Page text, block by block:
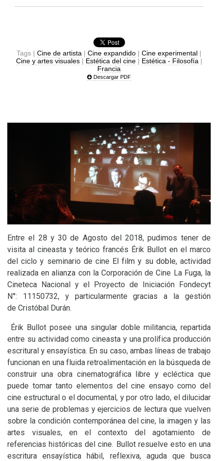
Tags | Cine de artista | Cine expandido | Cine experimental |
Cine y artes visuales| Estética del cine| Estética - Filosofía |
Francia
Descargar PDF
Entre el 28 y 30 de Agosto del 2018, pudimos tener de
visita al cineasta y teórico francés Érik Bullot en el marco
del ciclo y seminario de cine El film y su doble, actividad
realizada en alianza con la Corporación de Cine La Fuga, la
Cineteca Nacional y el Proyecto de Iniciación Fondecyt
N°: 11150732, y particularmente gracias a la gestión
de Cristóbal Durán.
Érik Bullot posee una singular doble militancia, repartida
entre su actividad como cineasta y una prolífica producción
escritural y ensayística. En su caso, ambas líneas de trabajo
funcionan en una fluida retroalimentación en la búsqueda de
construir una obra cinematográfica libre y ecléctica que
puede tomar tanto elementos del cine ensayo como del
cine estructural o el documental, y por otro lado, el dilucidar
una serie de problemas y ejercicios de lectura que vuelven
sobre la condición contemporánea del cine, la imagen y las
artes visuales, en el contexto del agotamiento de
referencias históricas del cine. Bullot resuelve esto en una
escritura ensayística hábil, reflexiva, aguda que busca